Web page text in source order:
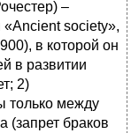
–
«Ancient society»,
в которой он
в развитии
2)
только между
(запрет браков